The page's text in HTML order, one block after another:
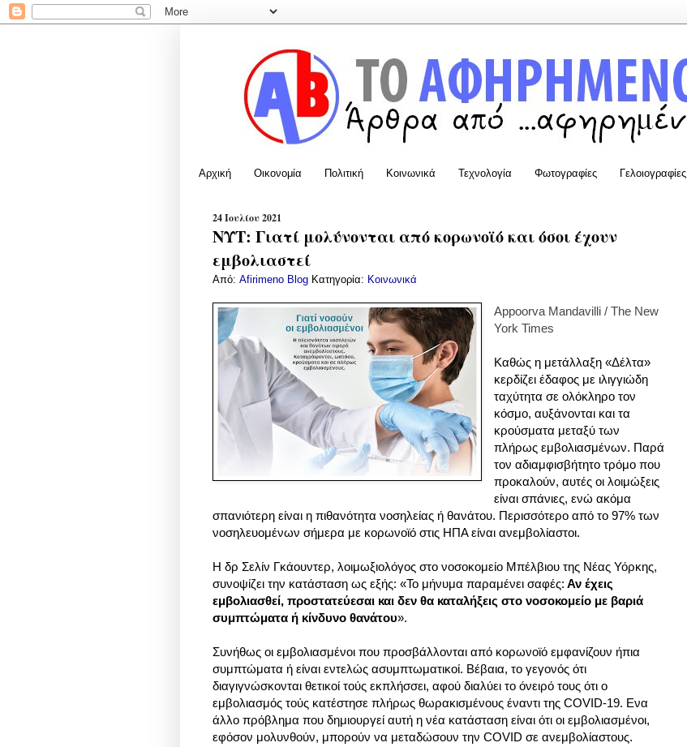
Αρχική Οικονομία Πολιτική Κοινωνικά Τεχνολογία Φωτογραφίες Γελοιογραφίες
24 Ιουλίου 2021
ΝΥΤ: Γιατί μολύνονται από κορωνοϊό και όσοι έχουν
εμβολιαστεί
Από: Afirimeno Blog Κατηγορία: Κοινωνικά
Αppoorva Mandavilli / The New
York Times
Καθώς η μετάλλαξη «Δέλτα»
κερδίζει έδαφος με ιλιγγιώδη
ταχύτητα σε ολόκληρο τον
κόσμο, αυξάνονται και τα
κρούσματα μεταξύ των
πλήρως εμβολιασμένων. Παρά
τον αδιαμφισβήτητο τρόμο που
προκαλούν, αυτές οι λοιμώξεις
είναι σπάνιες, ενώ ακόμα
σπανιότερη είναι η πιθανότητα νοσηλείας ή θανάτου. Περισσότερο από το 97% των
νοσηλευομένων σήμερα με κορωνοϊό στις ΗΠΑ είναι ανεμβολίαστοι.
Η δρ Σελίν Γκάουντερ, λοιμωξιολόγος στο νοσοκομείο Μπέλβιου της Νέας Υόρκης,
συνοψίζει την κατάσταση ως εξής: «Το μήνυμα παραμένει σαφές: Αν έχεις
εμβολιασθεί, προστατεύεσαι και δεν θα καταλήξεις στο νοσοκομείο με βαριά
συμπτώματα ή κίνδυνο θανάτου».
Συνήθως οι εμβολιασμένοι που προσβάλλονται από κορωνοϊό εμφανίζουν ήπια
συμπτώματα ή είναι εντελώς ασυμπτωματικοί. Βέβαια, το γεγονός ότι
διαγιγνώσκονται θετικοί τούς εκπλήσσει, αφού διαλύει το όνειρό τους ότι ο
εμβολιασμός τούς κατέστησε πλήρως θωρακισμένους έναντι της COVID-19. Ενα
άλλο πρόβλημα που δημιουργεί αυτή η νέα κατάσταση είναι ότι οι εμβολιασμένοι,
εφόσον μολυνθούν, μπορούν να μεταδώσουν την COVID σε ανεμβολίαστους.